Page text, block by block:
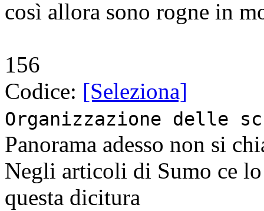
così allora sono rogne in
156
Codice: [Seleziona]
Organizzazione delle
Panorama adesso non si
Negli articoli di Sumo ce
questa dicitura